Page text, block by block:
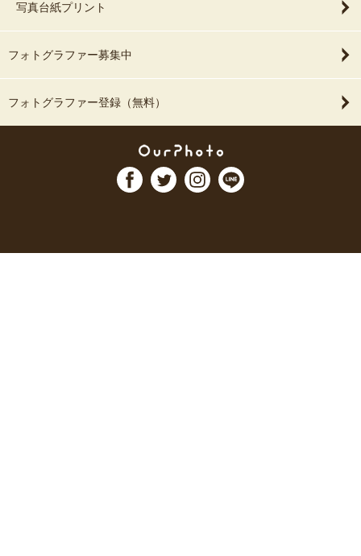
写真台紙プリント
フォトグラファー募集中
フォトグラファー登録（無料）